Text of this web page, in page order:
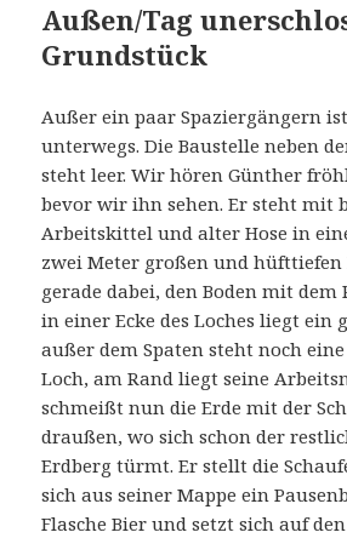
Außen/Tag
Grundstück
Außer ein paar Spaziergängern
unterwegs. Die Baustelle neben
steht leer. Wir hören Günther
bevor wir ihn sehen. Er steht mit
Arbeitskittel und alter Hose in
zwei Meter großen und hüfttiefen
gerade dabei, den Boden mit dem
in einer Ecke des Loches liegt ein
außer dem Spaten steht noch
Loch, am Rand liegt seine
schmeißt nun die Erde mit der
draußen, wo sich schon der
Erdberg türmt. Er stellt die
sich aus seiner Mappe ein
Flasche Bier und setzt sich auf